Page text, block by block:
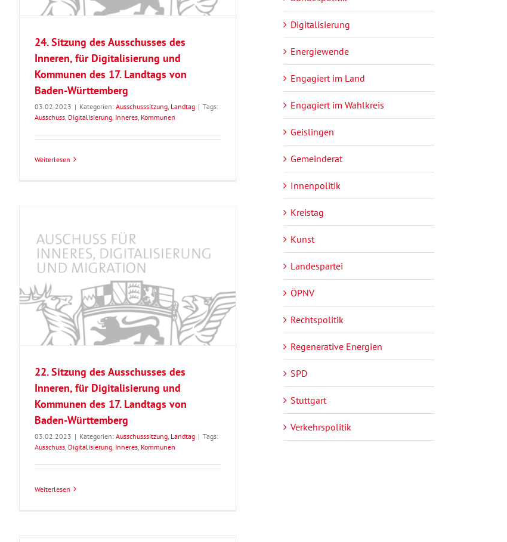
24. Sitzung des Ausschusses des
Inneren, für Digitalisierung und
Kommunen des 17. Landtags von
Baden-Württemberg
03.02.2023 | Kategorien: Ausschusssitzung Landtag | Tags:
Ausschuss Digitalisierung Inneres Kommunen
Weiterlesen
22. Sitzung des Ausschusses des
Inneren, für Digitalisierung und
Kommunen des 17. Landtags von
Baden-Württemberg
03.02.2023 | Kategorien: Ausschusssitzung Landtag | Tags:
Ausschuss Digitalisierung Inneres Kommunen
Weiterlesen
Digitalisierung
Energiewende
Engagiert im Land
Engagiert im Wahlkreis
Geislingen
Gemeinderat
Innenpolitik
Kreistag
Kunst
Landespartei
ÖPNV
Rechtspolitik
Regenerative Energien
SPD
Stuttgart
Verkehrspolitik